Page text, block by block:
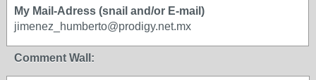
My Mail-Adress (snail and/or E-mail)
jimenez_humberto@prodigy.net.mx
Comment Wall: